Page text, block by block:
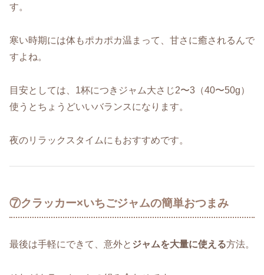
す。
寒い時期には体もポカポカ温まって、甘さに癒されるんで
すよね。
目安としては、1杯につきジャム大さじ2〜3（40〜50g）
使うとちょうどいいバランスになります。
夜のリラックスタイムにもおすすめです。
⑦クラッカー×いちごジャムの簡単おつまみ
最後は手軽にできて、意外と ジャムを大量に使える方法。